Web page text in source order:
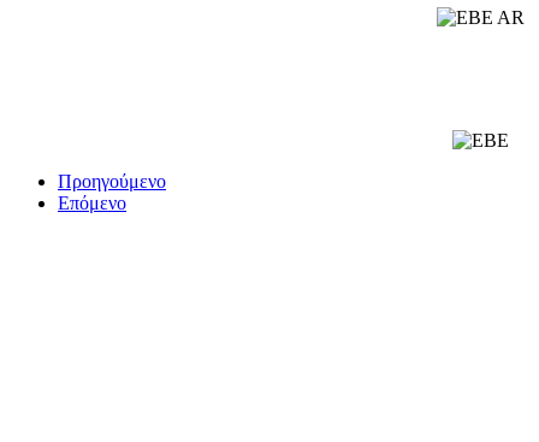
Προηγούμενο
Επόμενο